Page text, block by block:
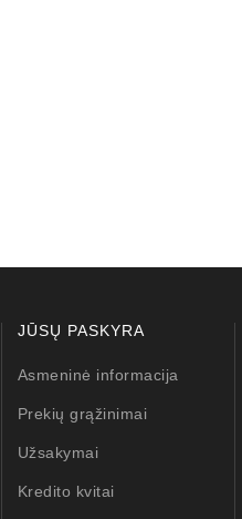
JŪSŲ PASKYRA
Asmeninė informacija
Prekių grąžinimai
Užsakymai
Kredito kvitai